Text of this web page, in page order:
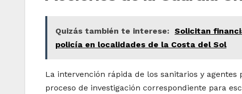
Quizás también te interese: Solicitan
policía en localidades de la Costa del Sol
La intervención rápida de los sanitarios y
proceso de investigación correspondiente para